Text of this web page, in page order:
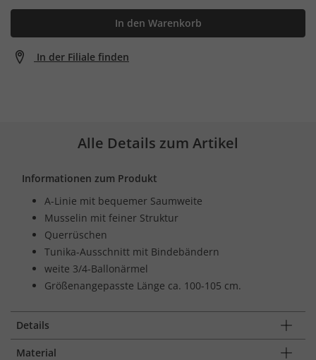
In den Warenkorb
In der Filiale finden
Alle Details zum Artikel
Informationen zum Produkt
A-Linie mit bequemer Saumweite
Musselin mit feiner Struktur
Querrüschen
Tunika-Ausschnitt mit Bindebändern
weite 3/4-Ballonärmel
Größenangepasste Länge ca. 100-105 cm.
Details
Material